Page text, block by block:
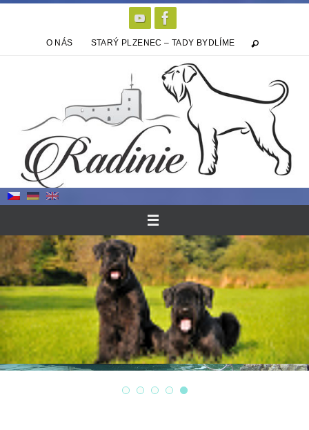
O NÁS STARÝ PLZENEC – TADY BYDLÍME